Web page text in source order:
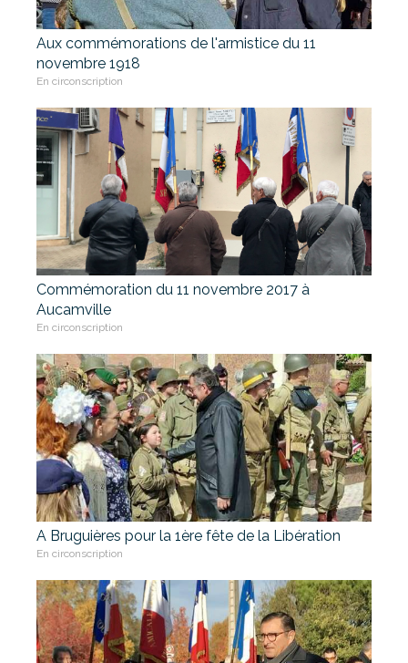
Aux commémorations de l'armistice du 11
novembre 1918
En circonscription
Commémoration du 11 novembre 2017 à
Aucamville
En circonscription
A Bruguières pour la 1ère fête de la Libération
En circonscription